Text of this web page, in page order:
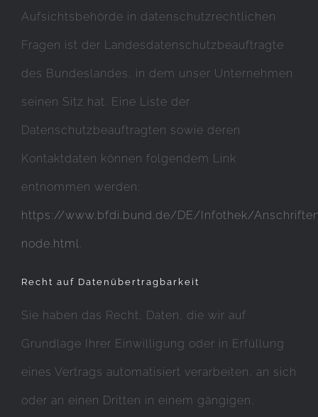
Aufsichtsbehörde in datenschutzrechtlichen
Fragen ist der Landesdatenschutzbeauftragte
des Bundeslandes, in dem unser Unternehmen
seinen Sitz hat. Eine Liste der
Datenschutzbeauftragten sowie deren
Kontaktdaten können folgendem Link
entnommen werden:
https://www.bfdi.bund.de/DE/Infothek/
node.html.
Recht auf Datenübertragbarkeit
Sie haben das Recht, Daten, die wir auf
Grundlage Ihrer Einwilligung oder in Erfüllung
eines Vertrags automatisiert verarbeiten, an sich
oder an einen Dritten in einem gängigen,